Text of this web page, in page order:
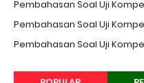
Pembahasan Soal Uji
Pembahasan Soal Uji
Pembahasan Soal Uji